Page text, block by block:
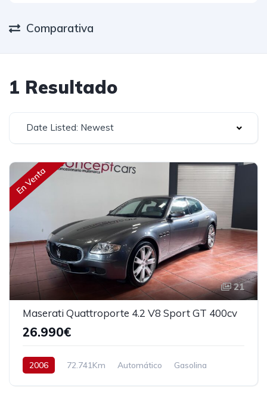
Comparativa
1 Resultado
Date Listed: Newest
En Venta
21
Maserati Quattroporte 4.2 V8 Sport GT 400cv
26.990€
2006 72.741Km Automático
Gasolina